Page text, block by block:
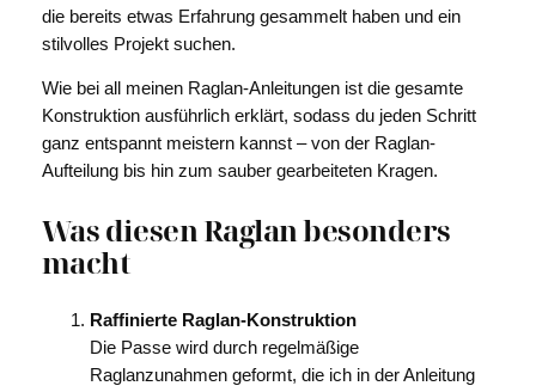
die bereits etwas Erfahrung gesammelt haben und ein
stilvolles Projekt suchen.
Wie bei all meinen Raglan-Anleitungen ist die gesamte
Konstruktion ausführlich erklärt, sodass du jeden Schritt
ganz entspannt meistern kannst – von der Raglan-
Aufteilung bis hin zum sauber gearbeiteten Kragen.
Was diesen Raglan besonders
macht
Raffinierte Raglan-Konstruktion
Die Passe wird durch regelmäßige
Raglanzunahmen geformt, die ich in der Anleitung